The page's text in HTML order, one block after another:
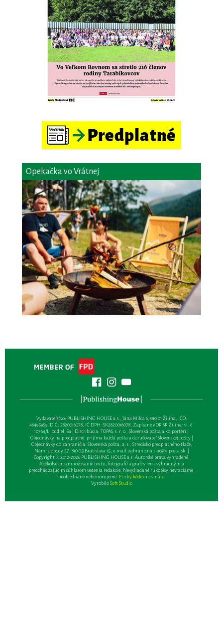
Opekačka vo Vrátnej
Vydavateľsťvo: PUBLISHING HOUSE a.s., Jána Milca 6, 010 01 Žilina, IČO:
46495959, DIČ: 2820016078, IČ DPH: SK2820016078, Zapísané v OR SR Žilina: vl. č.
10764/L, oddiel: Sa | Distribúcia: TOPAS, s. r. o., Slovenská pošta a kolportéri |
Objednávky na predplatné: prijíma každá pošta a doručovateľ Slovenskej pošty |
Objednávky do zahraničia: Slovenská pošta, a. s., Stredisko predplatného tlače,
Nám. slobody 27, 810 05 Bratislava 15, e-mail:zahranicna.tlac@slposta.sk. |
Copyright © 2012-2026 PUBLISHING HOUSE a.s. Autorské práva vyhradené.
Akékoľvek rozmnožovanie textu, fotografií a grafov len s výhradným a
predchádzajúcim súhlasom vedenia redakcie. Nevyžiadané rukopisy nevraciame,
neobjednané nehonorujeme. Etický kódex novinára
VyrobiloSoft Studio